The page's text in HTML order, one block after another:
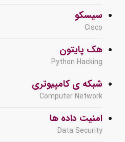
سیسکو
Cisco
هک پایتون
Python Hacking
شبکه ی کامپیوتری
Computer Network
امنیت داده ها
Data Security